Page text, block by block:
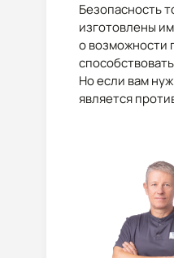
Безопасность
изготовлены
о возможности
Но если вам
является